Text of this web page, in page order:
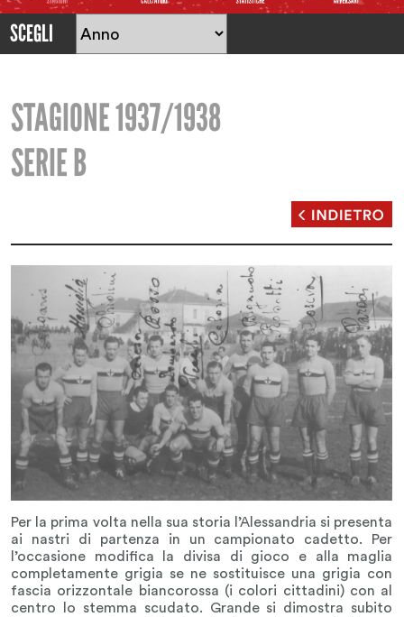
SCEGLI
STAGIONE 1937/1938
SERIE B
Per la prima volta nella sua storia l’Alessandria si presenta
ai nastri di partenza in un campionato cadetto. Per
l’occasione modifica la divisa di gioco e alla maglia
completamente grigia se ne sostituisce una grigia con
fascia orizzontale biancorossa (i colori cittadini) con al
centro lo stemma scudato. Grande si dimostra subito